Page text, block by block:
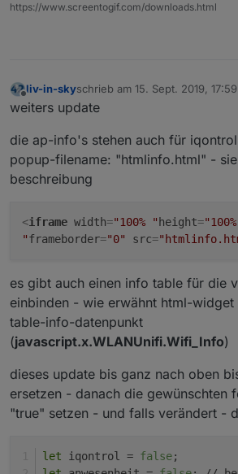
e
z
kl
u
"
n
d
b
a
g
e
ff
t"
e
was nicht benötigt wird,
https://www.screentogif.com/downloads.html
Offline
liv-in-skyschrieb am 15. Sept. 2019, 17:59
zuletzt editiert von
weiters update
die ap-info's stehen auch für
popup-filename: "htmlinfo.html" -
beschreibung
<iframe width="100% "height="100%
"frameborder="0" src=
es gibt auch einen info table für die
einbinden - wie erwähnt html-
table-info-datenpunkt
(javascript.x.WLANUnifi.Wifi_Info)
dieses update bis ganz nach oben
ersetzen - danach die gewünschten
"true" setzen - und falls verändert -
let iqontrol = false;